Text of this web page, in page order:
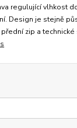
regulující vlhkost
Design je stejně
zip a